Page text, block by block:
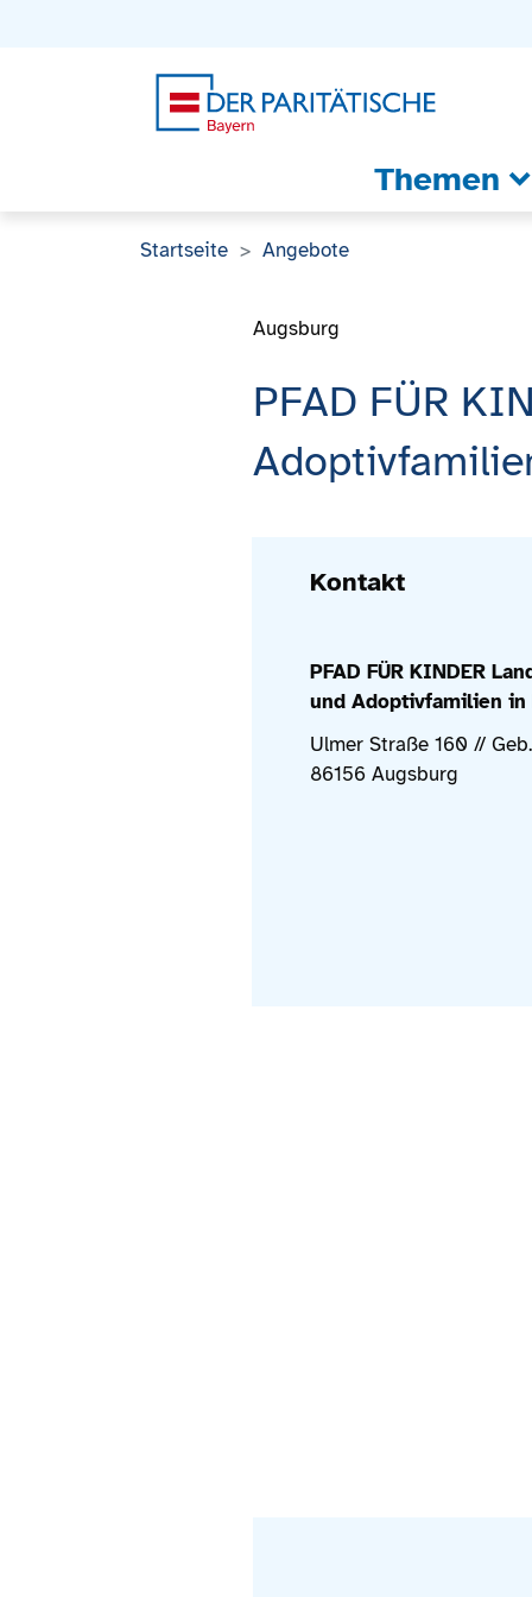
Themen
Startseite Angebote
PFAD FÜR
Augsburg
Kontakt
PFAD FÜR KINDER
und Adoptivfamilien in
Ulmer Straße 160 //
86156 Augsburg